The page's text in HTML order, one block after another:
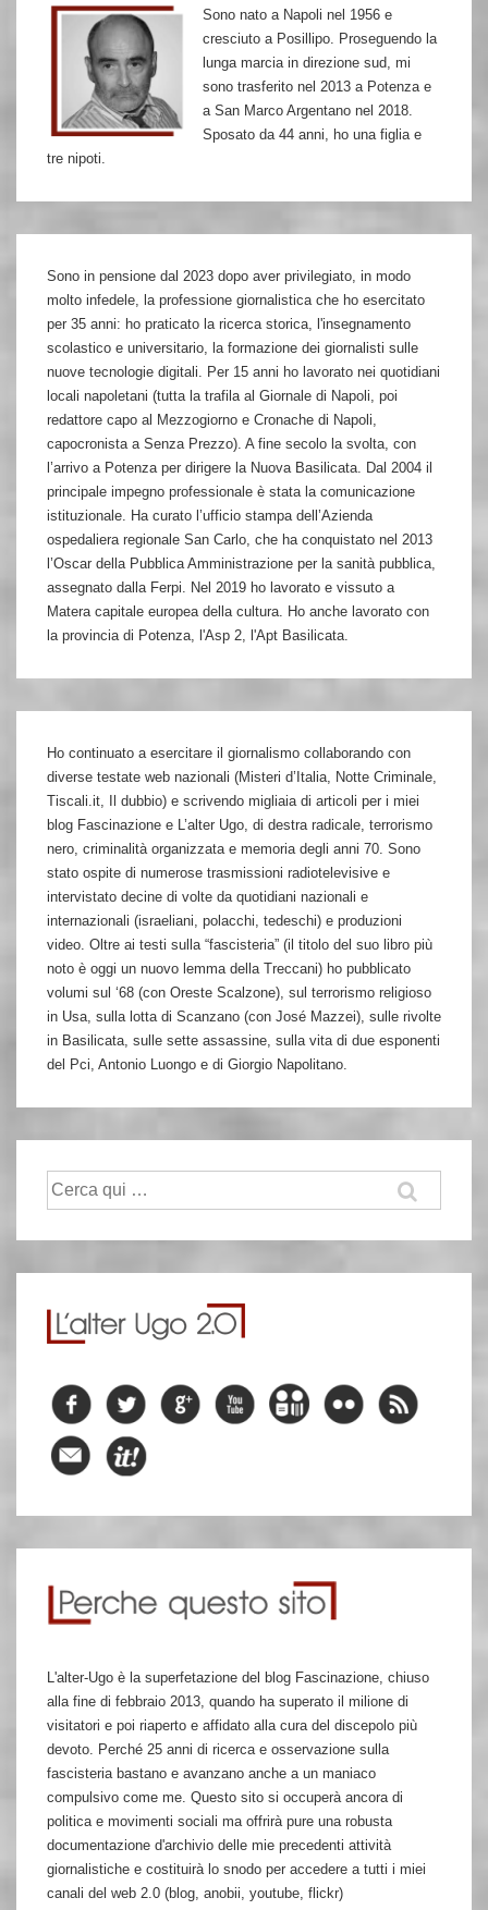
Bologna
buchi
Sono nato a Napoli nel 1956 e
cresciuto a Posillipo. Proseguendo la
lunga marcia in direzione sud, mi
sono trasferito nel 2013 a Potenza e
a San Marco Argentano nel 2018.
Sposato da 44 anni, ho una figlia e
tre nipoti.
Sono in pensione dal 2023 dopo aver privilegiato, in modo
molto infedele, la professione giornalistica che ho esercitato
per 35 anni: ho praticato la ricerca storica, l'insegnamento
scolastico e universitario, la formazione dei giornalisti sulle
nuove tecnologie digitali. Per 15 anni ho lavorato nei quotidiani
locali napoletani (tutta la trafila al Giornale di Napoli, poi
redattore capo al Mezzogiorno e Cronache di Napoli,
capocronista a Senza Prezzo). A fine secolo la svolta, con
l’arrivo a Potenza per dirigere la Nuova Basilicata. Dal 2004 il
principale impegno professionale è stata la comunicazione
istituzionale. Ha curato l’ufficio stampa dell’Azienda
ospedaliera regionale San Carlo, che ha conquistato nel 2013
l’Oscar della Pubblica Amministrazione per la sanità pubblica,
assegnato dalla Ferpi. Nel 2019 ho lavorato e vissuto a
Matera capitale europea della cultura. Ho anche lavorato con
la provincia di Potenza, l'Asp 2, l'Apt Basilicata.
Ho continuato a esercitare il giornalismo collaborando con
diverse testate web nazionali (Misteri d’Italia, Notte Criminale,
Tiscali.it, Il dubbio) e scrivendo migliaia di articoli per i miei
blog Fascinazione e L’alter Ugo, di destra radicale, terrorismo
nero, criminalità organizzata e memoria degli anni 70. Sono
stato ospite di numerose trasmissioni radiotelevisive e
intervistato decine di volte da quotidiani nazionali e
internazionali (israeliani, polacchi, tedeschi) e produzioni
video. Oltre ai testi sulla “fascisteria” (il titolo del suo libro più
noto è oggi un nuovo lemma della Treccani) ho pubblicato
volumi sul ‘68 (con Oreste Scalzone), sul terrorismo religioso
in Usa, sulla lotta di Scanzano (con José Mazzei), sulle rivolte
in Basilicata, sulle sette assassine, sulla vita di due esponenti
del Pci, Antonio Luongo e di Giorgio Napolitano.
Cerca:
L'alter-Ugo è la superfetazione del blog Fascinazione, chiuso
alla fine di febbraio 2013, quando ha superato il milione di
visitatori e poi riaperto e affidato alla cura del discepolo più
devoto. Perché 25 anni di ricerca e osservazione sulla
fascisteria bastano e avanzano anche a un maniaco
compulsivo come me. Questo sito si occuperà ancora di
politica e movimenti sociali ma offrirà pure una robusta
documentazione d'archivio delle mie precedenti attività
giornalistiche e costituirà lo snodo per accedere a tutti i miei
canali del web 2.0 (blog, anobii, youtube, flickr)